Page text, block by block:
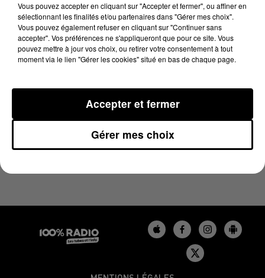
26 février 2025 - 1 min 13 sec
L'AGENDA DU LOT DU 26/02/2025 À 16H38
Vous pouvez accepter en cliquant sur "Accepter et fermer", ou affiner en
sélectionnant les finalités et/ou partenaires dans "Gérer mes choix".
Vous pouvez également refuser en cliquant sur "Continuer sans
accepter". Vos préférences ne s'appliqueront que pour ce site. Vous
pouvez mettre à jour vos choix, ou retirer votre consentement à tout
moment via le lien "Gérer les cookies" situé en bas de chaque page.
Gérer mes choix
Accepter et fermer